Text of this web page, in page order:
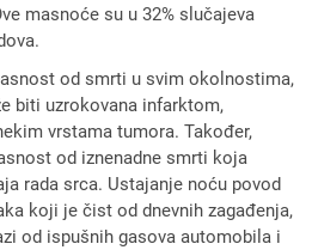
masnoće su u 32% slučajeva
od smrti u svim okolnostima,
biti uzrokovana infarktom,
vrstama tumora. Također,
od iznenadne smrti koja
rada srca. Ustajanje noću povod
koji je čist od dnevnih zagađenja,
od ispušnih gasova automobila i